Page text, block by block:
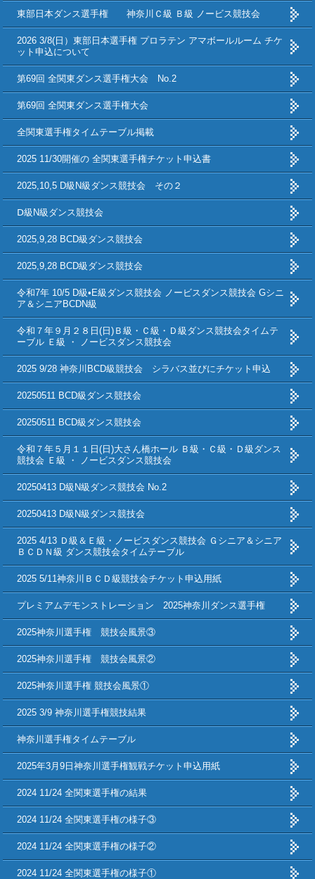
東部日本ダンス選手権 神奈川Ｃ級 Ｂ級 ノービス競技会
2026 3/8(日）東部日本選手権 プロラテン アマボールルーム チケ
ット申込について
第69回 全関東ダンス選手権大会 No.2
第69回 全関東ダンス選手権大会
全関東選手権タイムテーブル掲載
2025 11/30開催の 全関東選手権チケット申込書
2025,10,5 D級N級ダンス競技会 その２
Ⅾ級N級ダンス競技会
2025,9,28 BCD級ダンス競技会
2025,9,28 BCD級ダンス競技会
令和7年 10/5 D級•E級ダンス競技会 ノービスダンス競技会 Gシニ
ア＆シニアBCDN級
令和７年９月２８日(日)Ｂ級・Ｃ級・Ｄ級ダンス競技会タイムテ
ーブル Ｅ級 ・ ノービスダンス競技会
2025 9/28 神奈川BCD級競技会 シラバス並びにチケット申込
20250511 BCD級ダンス競技会
20250511 BCD級ダンス競技会
令和７年５月１１日(日)大さん橋ホール Ｂ級・Ｃ級・Ｄ級ダンス
競技会 Ｅ級 ・ ノービスダンス競技会
20250413 D級N級ダンス競技会 No.2
20250413 D級N級ダンス競技会
2025 4/13 Ｄ級＆Ｅ級・ノービスダンス競技会 Ｇシニア＆シニア
ＢＣＤＮ級 ダンス競技会タイムテーブル
2025 5/11神奈川ＢＣＤ級競技会チケット申込用紙
プレミアムデモンストレーション 2025神奈川ダンス選手権
2025神奈川選手権 競技会風景③
2025神奈川選手権 競技会風景②
2025神奈川選手権 競技会風景①
2025 3/9 神奈川選手権競技結果
神奈川選手権タイムテーブル
2025年3月9日神奈川選手権観戦チケット申込用紙
2024 11/24 全関東選手権の結果
2024 11/24 全関東選手権の様子③
2024 11/24 全関東選手権の様子②
2024 11/24 全関東選手権の様子①